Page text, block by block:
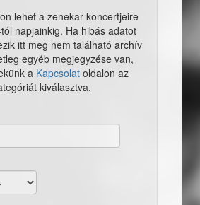
lehet a zenekar koncertjeire
napjainkig. Ha hibás adatot
itt meg nem található archív
egyéb megjegyzése van,
a Kapcsolat oldalon az
kiválasztva.